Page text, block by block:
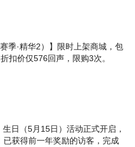
季·精华2）】限时上架商城，包
扣价仅576回声，限购3次。
日（5月15日）活动正式开启，
获得前一年奖励的访客，完成